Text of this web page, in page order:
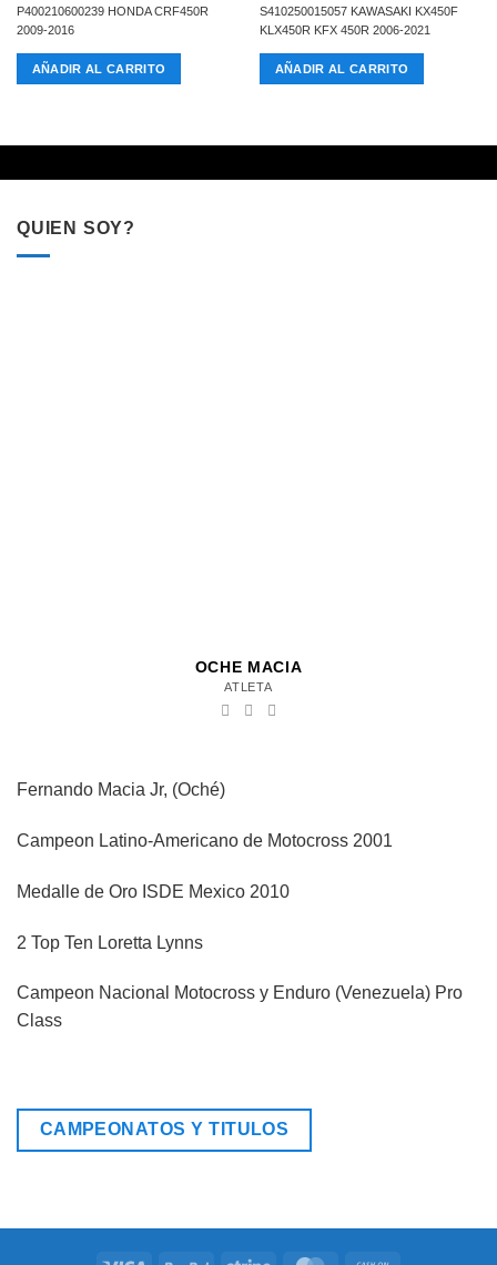
P400210600239 HONDA CRF450R
2009-2016
AÑADIR AL CARRITO
S410250015057 KAWASAKI KX450F
KLX450R KFX 450R 2006-2021
AÑADIR AL CARRITO
QUIEN SOY?
OCHE MACIA
ATLETA
Fernando Macia Jr, (Oché)
Campeon Latino-Americano de Motocross 2001
Medalle de Oro ISDE Mexico 2010
2 Top Ten Loretta Lynns
Campeon Nacional Motocross y Enduro (Venezuela) Pro
Class
CAMPEONATOS Y TITULOS